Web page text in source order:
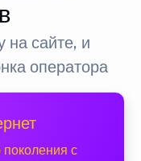
на сайте, и
оператора
с